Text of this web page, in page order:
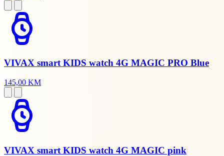
VIVAX smart KIDS watch 4G MAGIC PRO Blue
145,00 KM
VIVAX smart KIDS watch 4G MAGIC pink